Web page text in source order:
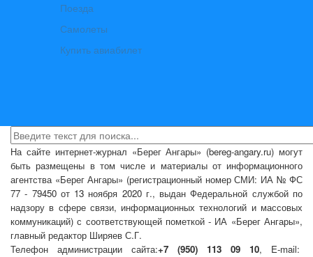
Поезда
Самолеты
Купить авиабилет
На сайте интернет-журнал «Берег Ангары» (bereg-angary.ru) могут
быть размещены в том числе и материалы от информационного
агентства «Берег Ангары» (регистрационный номер СМИ: ИА № ФС
77 - 79450 от 13 ноября 2020 г., выдан Федеральной службой по
надзору в сфере связи, информационных технологий и массовых
коммуникаций) с соответствующей пометкой - ИА «Берег Ангары»,
главный редактор Ширяев С.Г.
Телефон администрации сайта:+7 (950) 113 09 10, E-mail: